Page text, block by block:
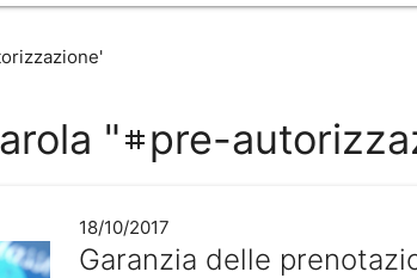
" tag pre-
18/10/2017
Garanzia delle